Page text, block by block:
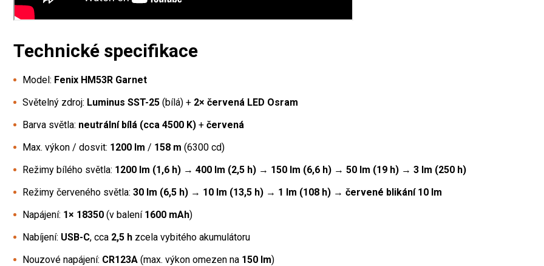
Technické specifikace
Model: Fenix HM53R Garnet
Světelný zdroj: Luminus SST-25 (bílá) + 2× červená LED Osram
Barva světla: neutrální bílá (cca 4500 K) + červená
Max. výkon / dosvit: 1200 lm / 158 m (6300 cd)
Režimy bílého světla: 1200 lm (1,6 h) → 400 lm (2,5 h) → 150 lm (6,6 h) → 50 lm (19 h) → 3 lm (250 h)
Režimy červeného světla: 30 lm (6,5 h) → 10 lm (13,5 h) → 1 lm (108 h) → červené blikání 10 lm
Napájení: 1× 18350 (v balení 1600 mAh)
Nabíjení: USB-C, cca 2,5 h zcela vybitého akumulátoru
Nouzové napájení: CR123A (max. výkon omezen na 150 lm)